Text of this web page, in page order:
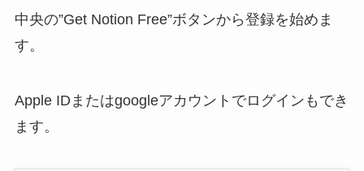
中央の”Get Notion Free”ボタンから登録を始めま
す。
Apple IDまたはgoogleアカウントでログインもでき
ます。